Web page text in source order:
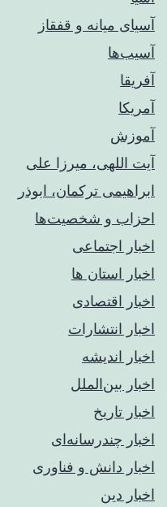
آسیای میانه و قفقاز
آسیب‌ها
آفریقا
آمریکا
آموزش
آیت اللهی، میرزا علی
ابراهیمی ترکمان، ابوذر
احزاب و شخصیت‌ها
اخبار اجتماعی
اخبار استان ها
اخبار اقتصادی
اخبار انتشارات
اخبار اندیشه
اخبار بین‌الملل
اخبار تاریخ
اخبار چندرسانه‌ای
اخبار دانش و فناوری
اخبار دین